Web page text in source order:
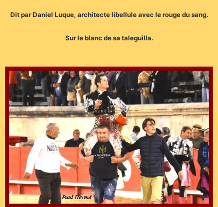
Dit par Daniel Luque, architecte libellule avec le rouge du sang.
Sur le blanc de sa taleguilla.